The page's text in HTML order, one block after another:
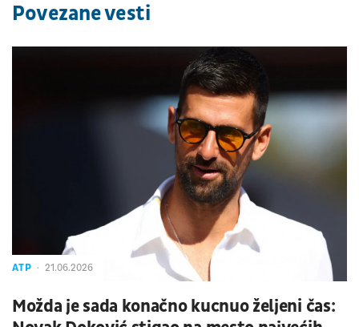
Povezane vesti
ATP 21.06.2026
Možda je sada konačno kucnuo željeni čas: